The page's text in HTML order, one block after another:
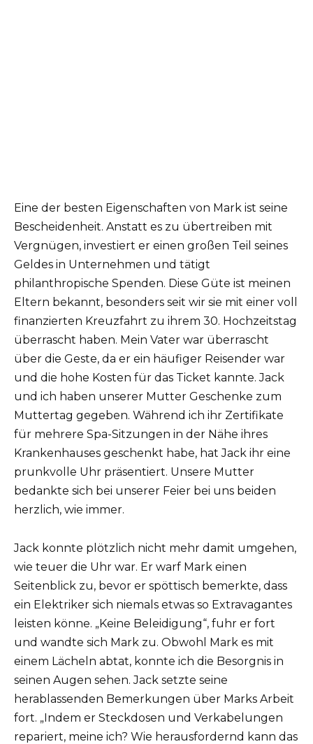
Eine der besten Eigenschaften von Mark ist seine
Bescheidenheit. Anstatt es zu übertreiben mit
Vergnügen, investiert er einen großen Teil seines
Geldes in Unternehmen und tätigt
philanthropische Spenden. Diese Güte ist meinen
Eltern bekannt, besonders seit wir sie mit einer voll
finanzierten Kreuzfahrt zu ihrem 30. Hochzeitstag
überrascht haben. Mein Vater war überrascht
über die Geste, da er ein häufiger Reisender war
und die hohe Kosten für das Ticket kannte. Jack
und ich haben unserer Mutter Geschenke zum
Muttertag gegeben. Während ich ihr Zertifikate
für mehrere Spa-Sitzungen in der Nähe ihres
Krankenhauses geschenkt habe, hat Jack ihr eine
prunkvolle Uhr präsentiert. Unsere Mutter
bedankte sich bei unserer Feier bei uns beiden
herzlich, wie immer.
Jack konnte plötzlich nicht mehr damit umgehen,
wie teuer die Uhr war. Er warf Mark einen
Seitenblick zu, bevor er spöttisch bemerkte, dass
ein Elektriker sich niemals etwas so Extravagantes
leisten könne. „Keine Beleidigung“, fuhr er fort
und wandte sich Mark zu. Obwohl Mark es mit
einem Lächeln abtat, konnte ich die Besorgnis in
seinen Augen sehen. Jack setzte seine
herablassenden Bemerkungen über Marks Arbeit
fort. „Indem er Steckdosen und Verkabelungen
repariert, meine ich? Wie herausfordernd kann das